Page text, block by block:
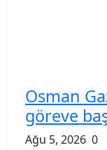
Osman
göreve
Ağu 5, 2026 0